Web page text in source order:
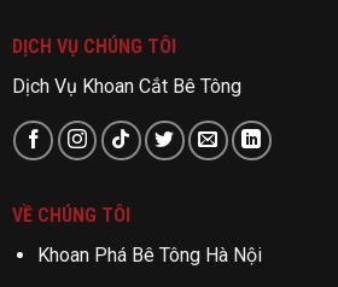
DỊCH VỤ CHÚNG TÔI
Dịch Vụ Khoan Cắt Bê Tông
VỀ CHÚNG TÔI
Khoan Phá Bê Tông Hà Nội